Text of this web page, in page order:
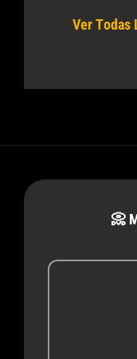
Ver Todas
📀